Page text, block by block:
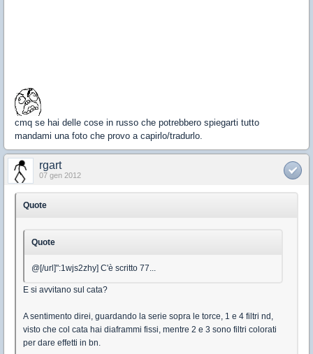
cmq se hai delle cose in russo che potrebbero spiegarti tutto
mandami una foto che provo a capirlo/tradurlo.
rgart
07 gen 2012
Quote
Quote
@[/url]":1wjs2zhy] C'è scritto 77...
E si avvitano sul cata?
A sentimento direi, guardando la serie sopra le torce, 1 e 4 filtri nd,
visto che col cata hai diaframmi fissi, mentre 2 e 3 sono filtri colorati
per dare effetti in bn.